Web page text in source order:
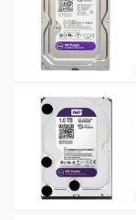
Khuyến